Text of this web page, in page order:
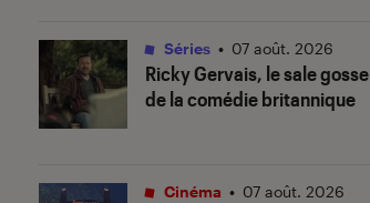
Ricky Gervais, le sale gosse
de la comédie britannique
Séries • 07 août. 2026
Cinéma • 07 août. 2026